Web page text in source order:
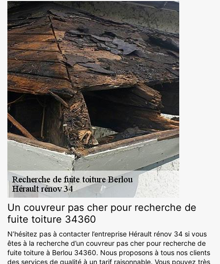
Un couvreur pas cher pour recherche de
fuite toiture 34360
N’hésitez pas à contacter l’entreprise Hérault rénov 34 si vous
êtes à la recherche d’un couvreur pas cher pour recherche de
fuite toiture à Berlou 34360. Nous proposons à tous nos clients
des services de qualité à un tarif raisonnable. Vous pouvez très